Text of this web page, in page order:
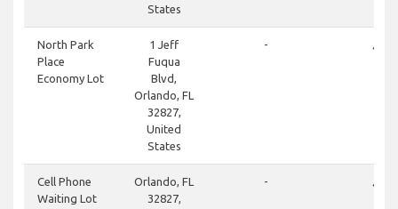
States
North Park
Place
Economy Lot
1 Jeff
Fuqua
Blvd,
Orlando, FL
32827,
United
States
- done
Cell Phone
Waiting Lot
Orlando, FL
32827,
- done